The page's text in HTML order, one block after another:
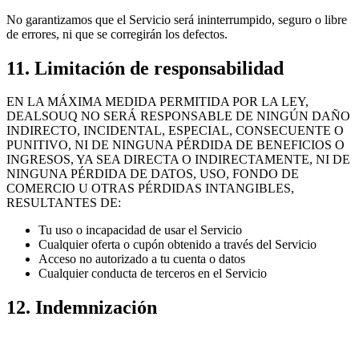
No garantizamos que el Servicio será ininterrumpido, seguro o libre
de errores, ni que se corregirán los defectos.
11. Limitación de responsabilidad
EN LA MÁXIMA MEDIDA PERMITIDA POR LA LEY,
DEALSOUQ NO SERÁ RESPONSABLE DE NINGÚN DAÑO
INDIRECTO, INCIDENTAL, ESPECIAL, CONSECUENTE O
PUNITIVO, NI DE NINGUNA PÉRDIDA DE BENEFICIOS O
INGRESOS, YA SEA DIRECTA O INDIRECTAMENTE, NI DE
NINGUNA PÉRDIDA DE DATOS, USO, FONDO DE
COMERCIO U OTRAS PÉRDIDAS INTANGIBLES,
RESULTANTES DE:
Tu uso o incapacidad de usar el Servicio
Cualquier oferta o cupón obtenido a través del Servicio
Acceso no autorizado a tu cuenta o datos
Cualquier conducta de terceros en el Servicio
12. Indemnización